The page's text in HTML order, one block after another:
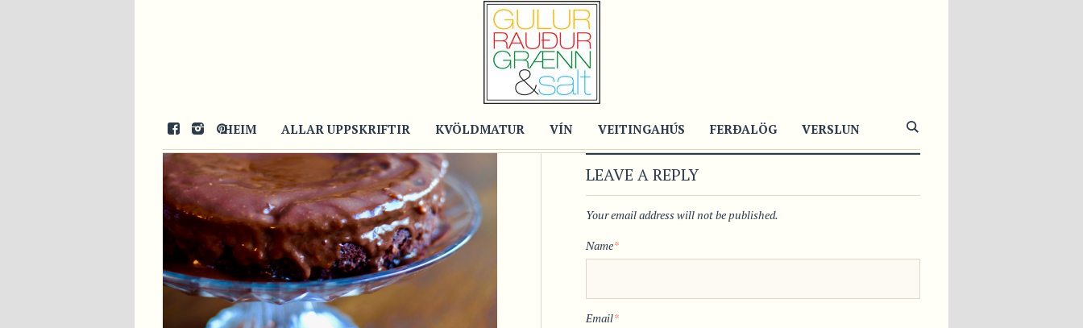
HEIM ALLAR UPPSKRIFTIR KVÖLDMATUR VÍN VEITINGAHÚS FERÐALÖG VERSLUN
LEAVE A REPLY
Your email address will not be published.
Name*
Email*